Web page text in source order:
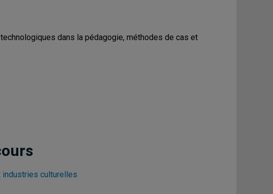
dans la pédagogie, méthodes de cas et
industries culturelles